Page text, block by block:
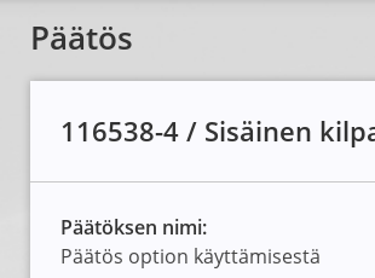
Päätös
116538-4 / Sisäinen
Päätöksen nimi:
Päätös option käyttämisestä